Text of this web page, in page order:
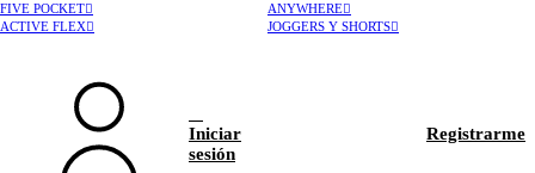
FIVE POCKET
ANYWHERE
ACTIVE FLEX
JOGGERS Y SHORTS
Iniciar
sesión
Registrarme